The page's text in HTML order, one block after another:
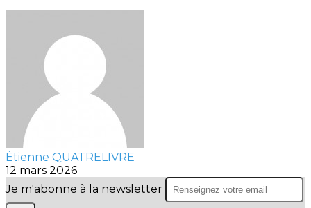
Étienne QUATRELIVRE
12 mars 2026
Je m'abonne à la newsletter